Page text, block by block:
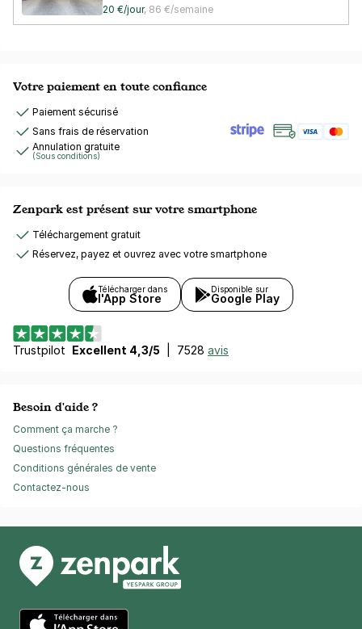
20 €/jour, 86 €/semaine
Votre paiement en toute confiance
Paiement sécurisé
Sans frais de réservation
Annulation gratuite
(Sous conditions)
Zenpark est présent sur votre smartphone
Téléchargement gratuit
Réservez, payez et ouvrez avec votre smartphone
Télécharger dans
l'App Store
Disponible sur
Google Play
Trustpilot Excellent 4,3/5 7528 avis
Besoin d'aide ?
Comment ça marche ?
Questions fréquentes
Conditions générales de vente
Contactez-nous